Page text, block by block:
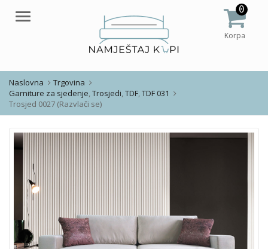
Meni
0
Korpa
Naslovna
Trgovina
Garniture za sjedenje,Trosjedi,TDF,TDF 031
Trosjed 0027 (Razvlači se)